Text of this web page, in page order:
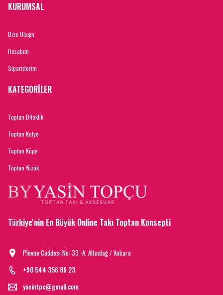
KURUMSAL
Bize Ulaşın
Hesabım
Siparişlerim
KATEGORİLER
Toptan Bileklik
Toptan Kolye
Toptan Küpe
Toptan Yüzük
Türkiye'nin En Büyük Online Takı Toptan Konsepti
Plevne Caddesi No: 33 -A, Altındağ / Ankara
+90 544 356 86 23
yasintpc@gmail.com